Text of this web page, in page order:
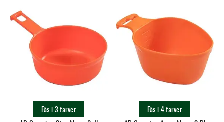
Fås i 3 farver Fås i 4 farver